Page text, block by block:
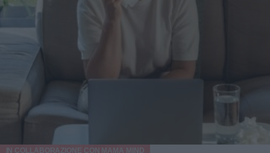
IN COLLABORAZIONE CON MAMA MIND